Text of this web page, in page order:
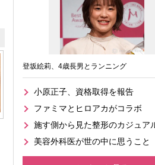
登坂絵莉、4歳長男とランニング
小原正子、資格取得を報告
ファミマとヒロアカがコラボ
施す側から見た整形のカジュア
美容外科医が世の中に思うこと